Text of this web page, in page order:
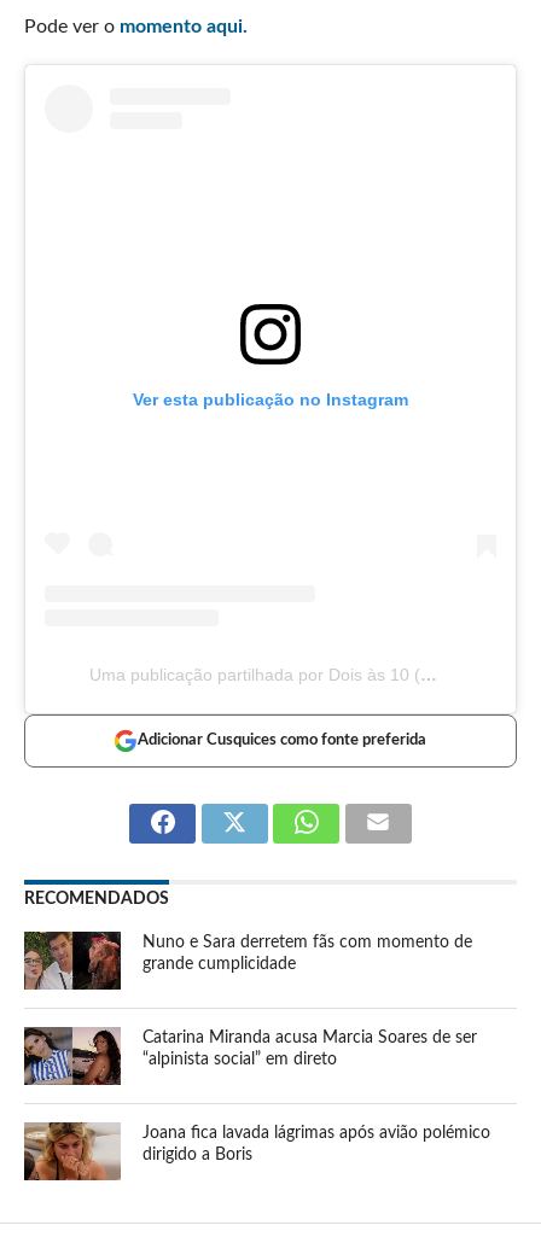
Pode ver o momento aqui.
Ver esta publicação no Instagram
Uma publicação partilhada por Dois às 10 (@doisas10tvi)
Adicionar Cusquices como fonte preferida
RECOMENDADOS
Nuno e Sara derretem fãs com momento de
grande cumplicidade
Catarina Miranda acusa Marcia Soares de ser
“alpinista social” em direto
Joana fica lavada lágrimas após avião polémico
dirigido a Boris